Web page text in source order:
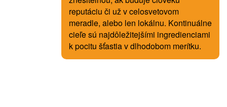
reputáciu či už v celosvetovom
meradle, alebo len lokálnu. Kontinuálne
cieľe sú najdôležitejšími ingredienciami
k pocitu šťastia v dlhodobom merítku.